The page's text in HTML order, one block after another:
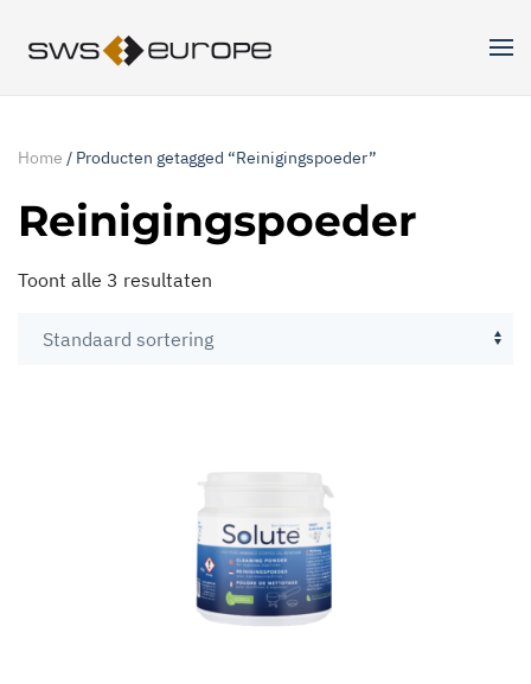
Skip to main content
Home / Producten getagged “Reinigingspoeder”
Reinigingspoeder
Toont alle 3 resultaten